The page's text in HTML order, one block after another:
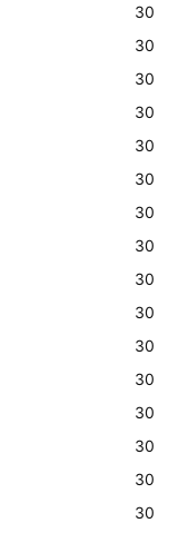
30
30
30
30
30
30
30
30
30
30
30
30
30
30
30
30